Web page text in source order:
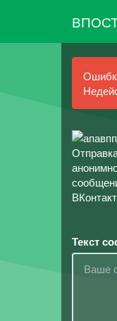
Текст